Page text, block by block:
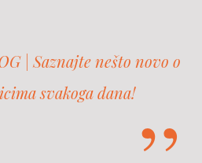
| Saznajte nešto novo o
svakoga dana!